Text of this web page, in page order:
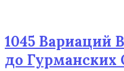
1045 Вариаций
до Гурманских